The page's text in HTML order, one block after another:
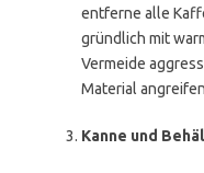
entferne alle
gründlich mit
Vermeide
Material
Kanne und